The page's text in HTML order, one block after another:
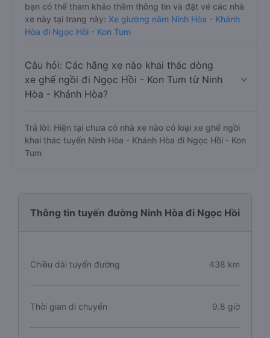
bạn có thể tham khảo thêm thông tin và đặt vé các nhà
xe này tại trang này: Xe giường nằm Ninh Hòa - Khánh
Hòa đi Ngọc Hồi - Kon Tum
Câu hỏi: Các hãng xe nào khai thác dòng
xe ghế ngồi đi Ngọc Hồi - Kon Tum từ Ninh
Hòa - Khánh Hòa?
Trả lời: Hiện tại chưa có nhà xe nào có loại xe ghế ngồi
khai thác tuyến Ninh Hòa - Khánh Hòa đi Ngọc Hồi - Kon
Tum
Thông tin tuyến đường Ninh Hòa đi Ngọc Hồi
Chiều dài tuyến đường 438 km
Thời gian di chuyển 9.8 giờ